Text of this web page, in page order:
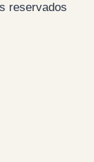
reservados